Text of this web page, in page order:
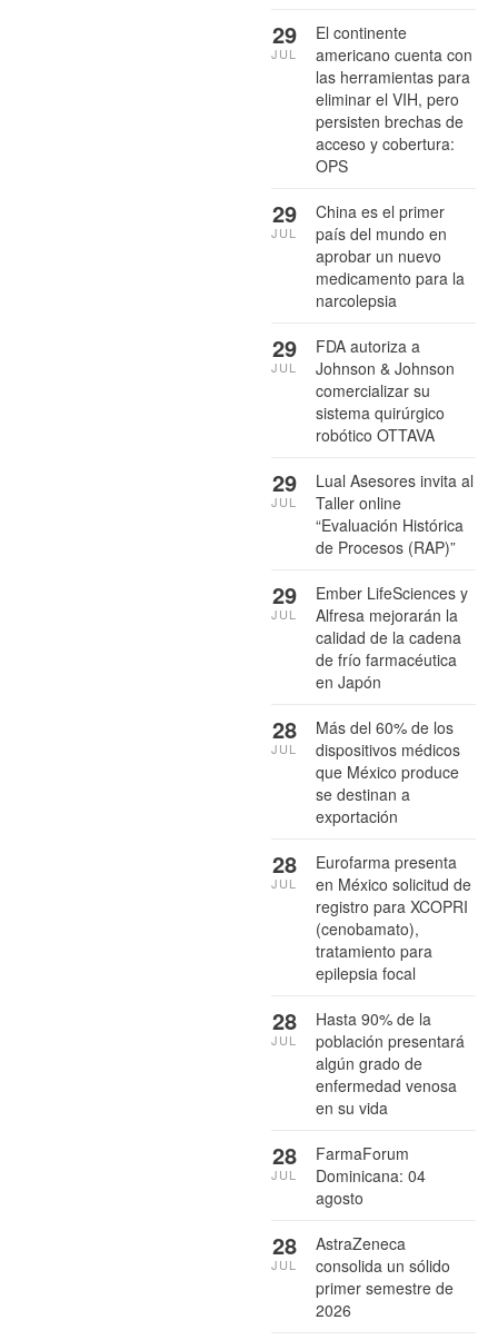
El continente
americano cuenta con
las herramientas para
eliminar el VIH, pero
persisten brechas de
acceso y cobertura:
OPS
29
JUL
China es el primer
país del mundo en
aprobar un nuevo
medicamento para la
narcolepsia
29
JUL
FDA autoriza a
Johnson & Johnson
comercializar su
sistema quirúrgico
robótico OTTAVA
29
JUL
Lual Asesores invita al
Taller online
“Evaluación Histórica
de Procesos (RAP)”
29
JUL
Ember LifeSciences y
Alfresa mejorarán la
calidad de la cadena
de frío farmacéutica
en Japón
29
JUL
Más del 60% de los
dispositivos médicos
que México produce
se destinan a
exportación
28
JUL
Eurofarma presenta
en México solicitud de
registro para XCOPRI
(cenobamato),
tratamiento para
epilepsia focal
28
JUL
Hasta 90% de la
población presentará
algún grado de
enfermedad venosa
en su vida
28
JUL
FarmaForum
Dominicana: 04
agosto
28
JUL
AstraZeneca
consolida un sólido
primer semestre de
2026
28
JUL